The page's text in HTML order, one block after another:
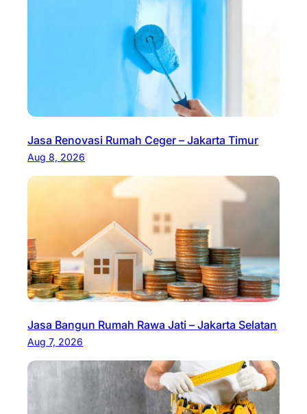
Jasa Renovasi Rumah Ceger – Jakarta Timur
Aug 8, 2026
Jasa Bangun Rumah Rawa Jati – Jakarta Selatan
Aug 7, 2026